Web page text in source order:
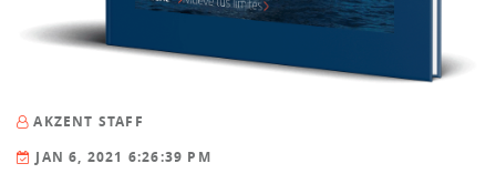
AKZENT STAFF
JAN 6, 2021 6:26:39 PM